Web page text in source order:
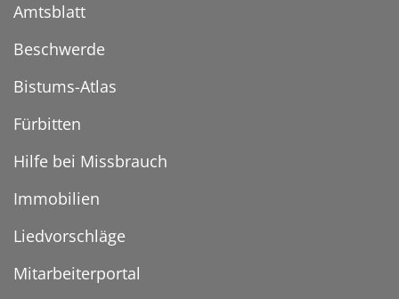
Amtsblatt
Beschwerde
Bistums-Atlas
Fürbitten
Hilfe bei Missbrauch
Immobilien
Liedvorschläge
Mitarbeiterportal